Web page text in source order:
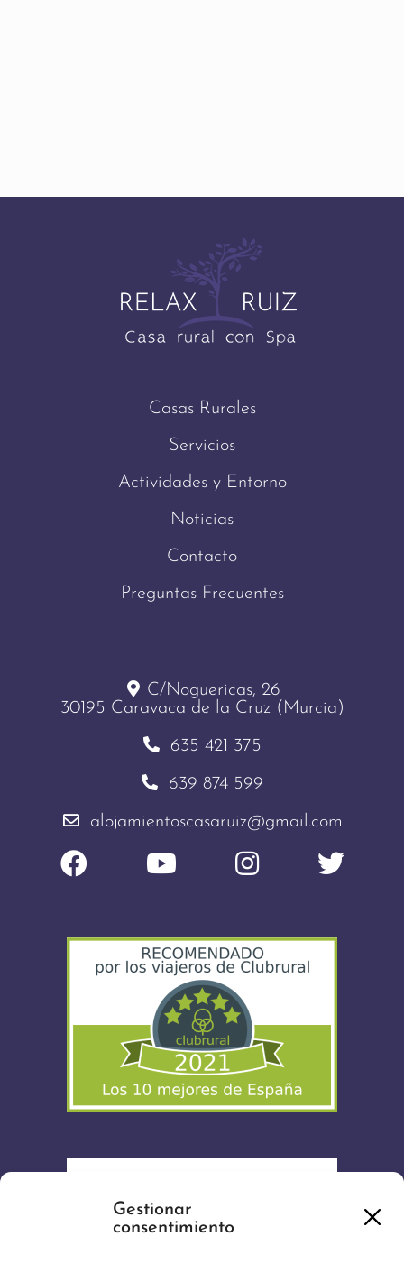
Gestionar
consentimiento
Casas Rurales
Servicios
Actividades y Entorno
Noticias
Contacto
Preguntas Frecuentes
C/Noguericas, 26
30195 Caravaca de la Cruz (Murcia)
635 421 375
639 874 599
alojamientoscasaruiz@gmail.com